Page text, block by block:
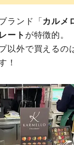
ランド「 カルメ
ート が特徴的。
以外で買えるの
！